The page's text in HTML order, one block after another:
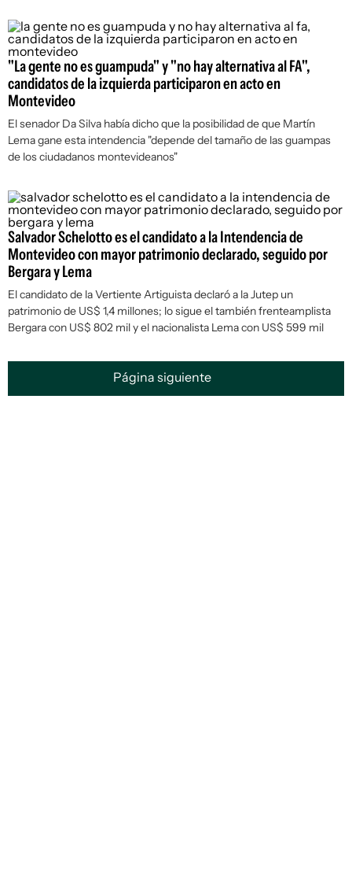
"La gente no es guampuda" y "no hay alternativa al FA",
candidatos de la izquierda participaron en acto en
Montevideo
El senador Da Silva había dicho que la posibilidad de que Martín
Lema gane esta intendencia "depende del tamaño de las guampas
de los ciudadanos montevideanos"
Salvador Schelotto es el candidato a la Intendencia de
Montevideo con mayor patrimonio declarado, seguido por
Bergara y Lema
El candidato de la Vertiente Artiguista declaró a la Jutep un
patrimonio de US$ 1,4 millones; lo sigue el también frenteamplista
Bergara con US$ 802 mil y el nacionalista Lema con US$ 599 mil
Página siguiente